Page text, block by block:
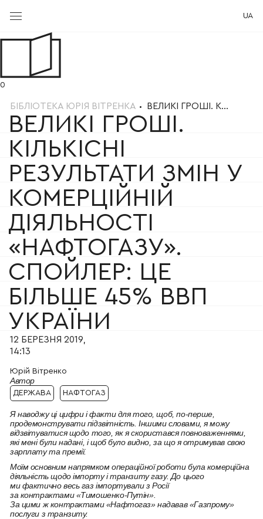
0
UA
БІБЛІОТЕКА ЮРІЯ ВІТРЕНКА ВЕЛИКІ ГРОШІ. К...
ВЕЛИКІ ГРОШІ.
КІЛЬКІСНІ
РЕЗУЛЬТАТИ ЗМІН У
КОМЕРЦІЙНІЙ
ДІЯЛЬНОСТІ
«НАФТОГАЗУ».
СПОЙЛЕР: ЦЕ
БІЛЬШЕ 45% ВВП
УКРАЇНИ
12 БЕРЕЗНЯ 2019,
14:13
Юрій Вітренко
Автор
ДЕРЖАВА НАФТОГАЗ
Я наводжу ці цифри і факти для того, щоб, по-перше,
продемонструвати підзвітність. Іншими словами, я можу
відзвітуватися щодо того, як я скористався повноваженнями,
які мені були надані, і щоб було видно, за що я отримував свою
зарплату та премії.
Моїм основним напрямком операційної роботи була комерційна
діяльність щодо імпорту і транзиту газу. До цього
ми фактично весь газімпортувализ Росії
за контрактами «Тимошенко-Путін».
За цими жконтрактами«Нафтогаз» надавав «Газпрому»
послуги з транзиту.